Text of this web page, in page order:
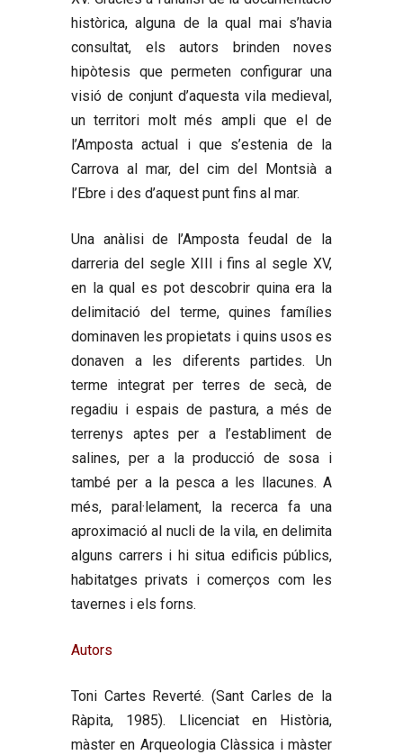
històrica, alguna de la qual mai s’havia
consultat, els autors brinden noves
hipòtesis que permeten configurar una
visió de conjunt d’aquesta vila medieval,
un territori molt més ampli que el de
l’Amposta actual i que s’estenia de la
Carrova al mar, del cim del Montsià a
l’Ebre i des d’aquest punt fins al mar.
Una anàlisi de l’Amposta feudal de la
darreria del segle XIII i fins al segle XV,
en la qual es pot descobrir quina era la
delimitació del terme, quines famílies
dominaven les propietats i quins usos es
donaven a les diferents partides. Un
terme integrat per terres de secà, de
regadiu i espais de pastura, a més de
terrenys aptes per a l’establiment de
salines, per a la producció de sosa i
també per a la pesca a les llacunes. A
més, paral·lelament, la recerca fa una
aproximació al nucli de la vila, en delimita
alguns carrers i hi situa edificis públics,
habitatges privats i comerços com les
tavernes i els forns.
Autors
Toni Cartes Reverté. (Sant Carles de la
Ràpita, 1985). Llicenciat en Història,
màster en Arqueologia Clàssica i màster